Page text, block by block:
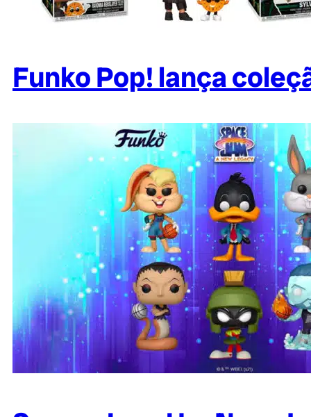
Funko Pop! lança